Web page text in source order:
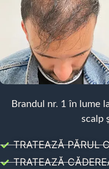
Brandul nr. 1 în lume
scalp
TRATEAZĂ PĂRUL
TRATEAZĂ